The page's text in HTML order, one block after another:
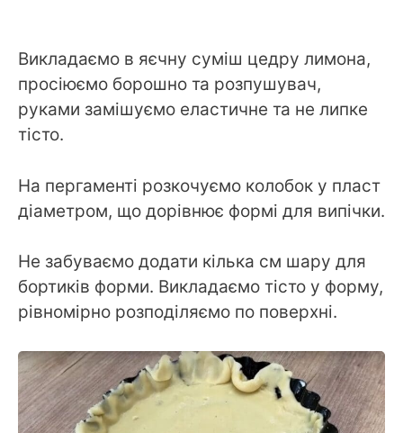
Викладаємо в яєчну суміш цедру лимона,
просіюємо борошно та розпушувач,
руками замішуємо еластичне та не липке
тісто.
На пергаменті розкочуємо колобок у пласт
діаметром, що дорівнює формі для випічки.
Не забуваємо додати кілька см шару для
бортиків форми. Викладаємо тісто у форму,
рівномірно розподіляємо по поверхні.